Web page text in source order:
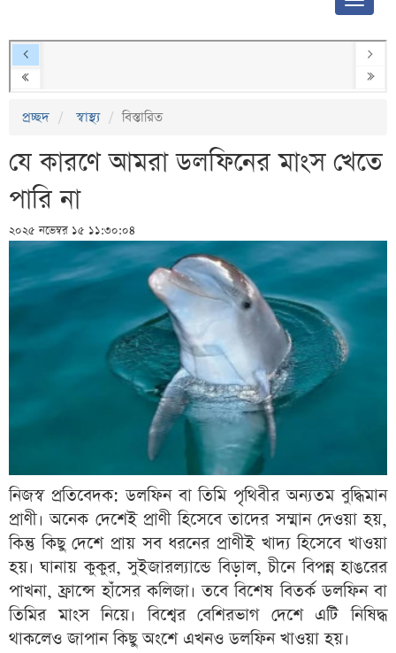
প্রচ্ছদ স্বাস্থ্য বিস্তারিত
যে কারণে আমরা ডলফিনের মাংস খেতে
পারি না
২০২৫ নভেম্বর ১৫ ১১:৩০:০৪
নিজস্ব প্রতিবেদক: ডলফিন বা তিমি পৃথিবীর অন্যতম বুদ্ধিমান
প্রাণী। অনেক দেশেই প্রাণী হিসেবে তাদের সম্মান দেওয়া হয়,
কিন্তু কিছু দেশে প্রায় সব ধরনের প্রাণীই খাদ্য হিসেবে খাওয়া
হয়। ঘানায় কুকুর, সুইজারল্যান্ডে বিড়াল, চীনে বিপন্ন হাঙরের
পাখনা, ফ্রান্সে হাঁসের কলিজা। তবে বিশেষ বিতর্ক ডলফিন বা
তিমির মাংস নিয়ে। বিশ্বের বেশিরভাগ দেশে এটি নিষিদ্ধ
থাকলেও জাপান কিছু অংশে এখনও ডলফিন খাওয়া হয়।